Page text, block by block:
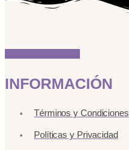
INFORMACIÓN
Términos y Condiciones
Políticas y Privacidad